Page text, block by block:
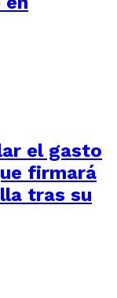
el gasto
firmará
tras su